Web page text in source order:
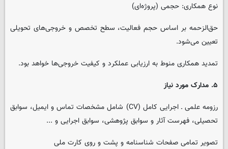
نوع همکاری: حجمی (پروژه‌ای)
حق‌الزحمه بر اساس حجم فعالیت، سطح تخصص و خروجی‌های تحویلی
تعیین می‌شود.
تمدید همکاری منوط به ارزیابی عملکرد و کیفیت خروجی‌ها خواهد بود.
۵. مدارک مورد نیاز
رزومه علمی ـ اجرایی کامل (CV) شامل مشخصات تماس و ایمیل، سوابق
تحصیلی، فهرست آثار و سوابق پژوهشی، سوابق اجرایی و ...
تصویر تمامی صفحات شناسنامه و پشت و روی کارت ملی